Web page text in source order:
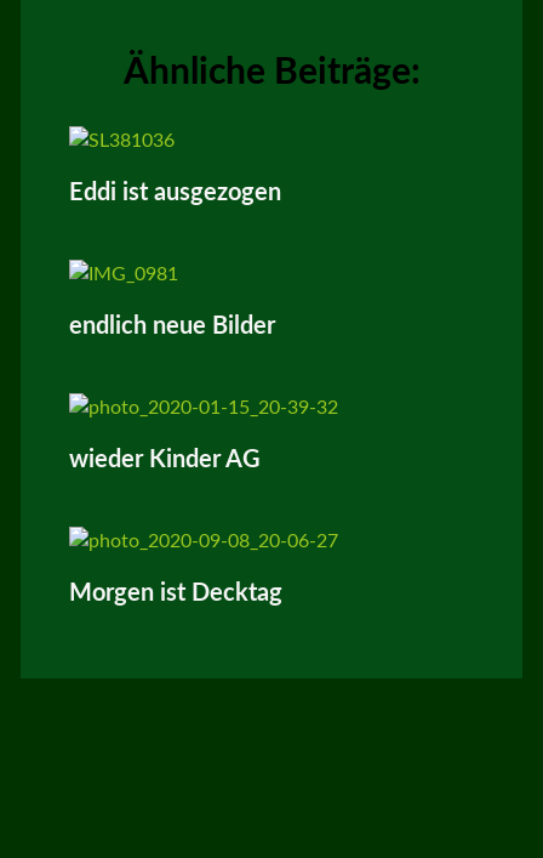
Ähnliche Beiträge:
Eddi ist ausgezogen
endlich neue Bilder
wieder Kinder AG
Morgen ist Decktag